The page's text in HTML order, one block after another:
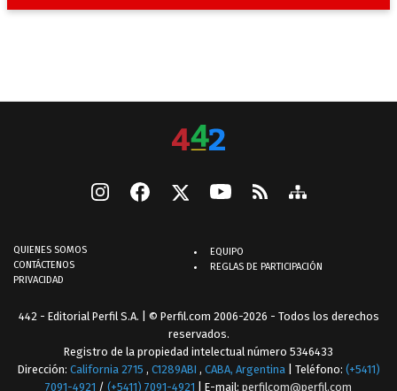
QUIENES SOMOS
CONTÁCTENOS
PRIVACIDAD
EQUIPO
REGLAS DE PARTICIPACIÓN
442 - Editorial Perfil S.A. | © Perfil.com 2006-2026 - Todos los derechos
reservados.
Registro de la propiedad intelectual número 5346433
Dirección: California 2715 , C1289ABI , CABA, Argentina | Teléfono: (+5411)
7091-4921 / (+5411) 7091-4921 | E-mail: perfilcom@perfil.com